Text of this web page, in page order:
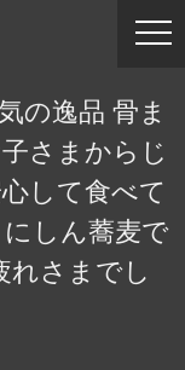
の逸品 骨ま
さまからじ
して食べて
しん蕎麦で
れさまでし